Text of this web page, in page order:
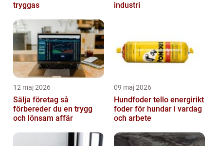
tryggas
industri
12 maj 2026
Sälja företag så
förbereder du en trygg
och lönsam affär
09 maj 2026
Hundfoder tello energirikt
foder för hundar i vardag
och arbete